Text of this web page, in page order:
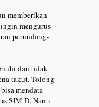
memberikan
mengurus
perundang-
dan tidak
takut. Tolong
mendata
SIM D. Nanti